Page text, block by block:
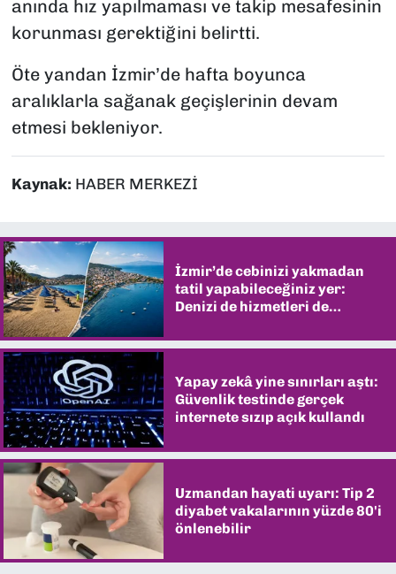
anında hız yapılmaması ve takip mesafesinin
korunması gerektiğini belirtti.
Öte yandan İzmir’de hafta boyunca
aralıklarla sağanak geçişlerinin devam
etmesi bekleniyor.
Kaynak: HABER MERKEZİ
İzmir’de cebinizi yakmadan
tatil yapabileceğiniz yer:
Denizi de hizmetleri de
Yapay zekâ yine sınırları aştı:
Güvenlik testinde gerçek
internete sızıp açık kullandı
Uzmandan hayati uyarı: Tip 2
diyabet vakalarının yüzde 80'i
önlenebilir